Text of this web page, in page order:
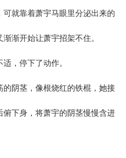
就靠着萧宇马眼里分泌出来的
渐开始让萧宇招架不住。
，停下了动作。
阴茎，像根烧红的铁棍，她接
下身，将萧宇的阴茎慢慢含进